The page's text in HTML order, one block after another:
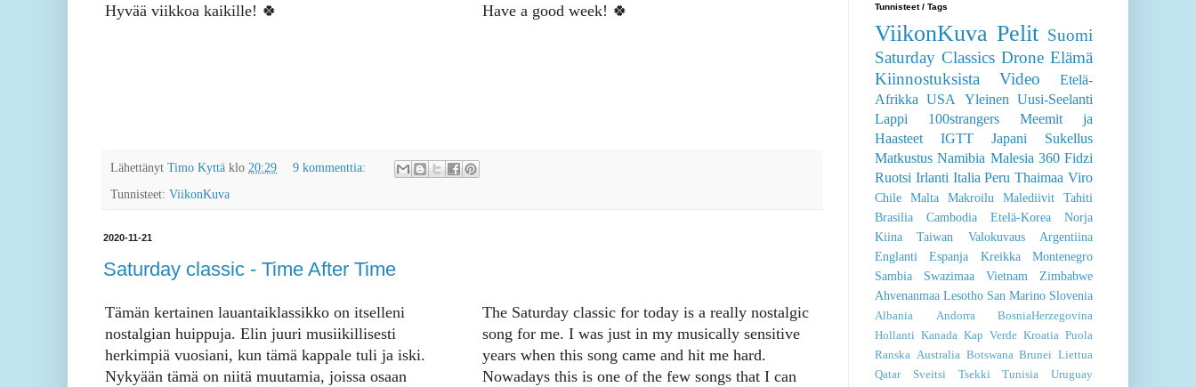
Hyvää viikkoa kaikille! 🍀 Have a good week! 🍀
Lähettänyt Timo Kyttä klo 20:29
9 kommenttia:
Tunnisteet: ViikonKuva
2020-11-21
Saturday classic - Time After Time
Tämän kertainen lauantaiklassikko on itselleni
nostalgian huippuja. Elin juuri musiikillisesti
herkimpiä vuosiani, kun tämä kappale tuli ja iski.
Nykyään tämä on niitä muutamia, joissa osaan
The Saturday classic for today is a really nostalgic
song for me. I was just in my musically sensitive
years when this song came and hit me hard.
Nowadays this is one of the few songs that I can
Tunnisteet / Tags
ViikonKuva Pelit Suomi
Saturday Classics Drone Elämä
Kiinnostuksista
Video
Etelä-
Afrikka
USA Yleinen Uusi-Seelanti
Lappi
100strangers
Meemit ja
Haasteet
IGTT Japani
Sukellus
Matkustus Namibia Malesia 360 Fidzi
Ruotsi Irlanti Italia Peru Thaimaa Viro
Chile Malta Makroilu Malediivit
Tahiti
Brasilia
Cambodia Etelä-Korea
Norja
Kiina
Taiwan Valokuvaus
Argentiina
Englanti
Espanja Kreikka
Montenegro
Sambia
Swazimaa Vietnam
Zimbabwe
Ahvenanmaa Lesotho San Marino Slovenia
Albania Andorra
BosniaHerzegovina
Hollanti Kanada Kap Verde Kroatia Puola
Ranska Australia Botswana Brunei Liettua
Qatar
Sveitsi Tsekki Tunisia
Uruguay